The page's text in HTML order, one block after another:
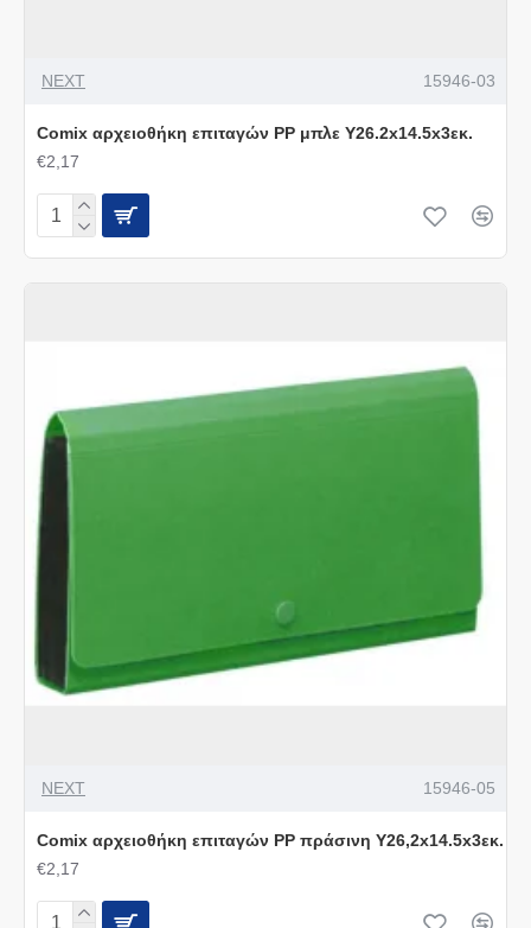
NEXT 15946-03
Comix αρχειοθήκη επιταγών PP μπλε Υ26.2x14.5x3εκ.
€2,17
NEXT 15946-05
Comix αρχειοθήκη επιταγών PP πράσινη Υ26,2x14.5x3εκ.
€2,17